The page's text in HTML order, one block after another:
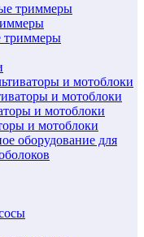
триммеры
триммеры
и мотоблоки
и мотоблоки
и мотоблоки
и мотоблоки
оборудование для